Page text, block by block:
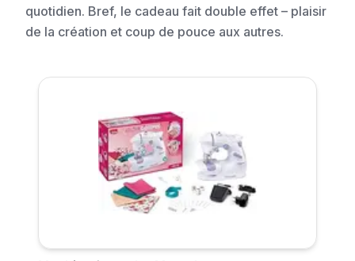
quotidien. Bref, le cadeau fait double effet – plaisir
de la création et coup de pouce aux autres.